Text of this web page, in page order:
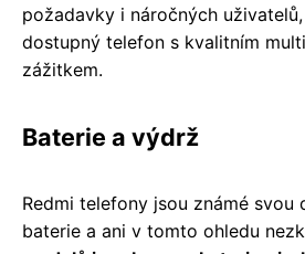
požadavky i náročných
dostupný telefon s kvalitním
zážitkem.
Baterie a výdrž
Redmi telefony jsou známé svou
baterie a ani v tomto ohledu